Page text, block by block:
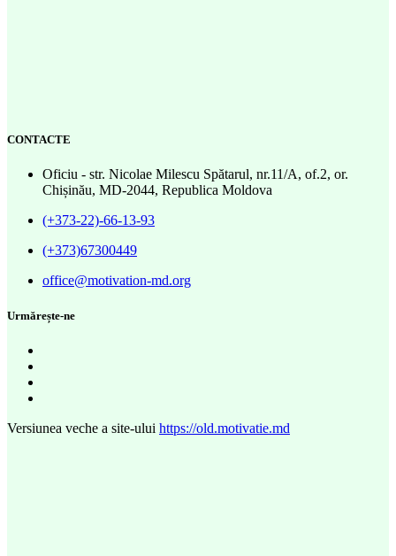
CONTACTE
Oficiu - str. Nicolae Milescu Spătarul, nr.11/A, of.2, or.
Chișinău, MD-2044, Republica Moldova
(+373-22)-66-13-93
(+373)67300449
office@motivation-md.org
Urmărește-ne
Versiunea veche a site-ului https://old.motivatie.md